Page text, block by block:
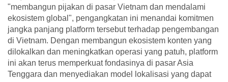
"membangun pijakan di pasar Vietnam dan mendalami
ekosistem global", pengangkatan ini menandai komitmen
jangka panjang platform tersebut terhadap pengembangan
di Vietnam. Dengan membangun ekosistem konten yang
dilokalkan dan meningkatkan operasi yang patuh, platform
ini akan terus memperkuat fondasinya di pasar Asia
Tenggara dan menyediakan model lokalisasi yang dapat